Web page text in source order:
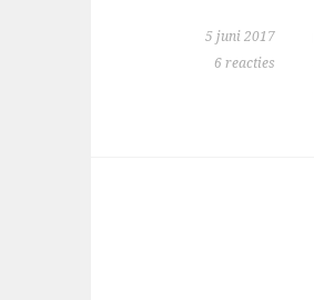
5 juni 2017
6 reacties